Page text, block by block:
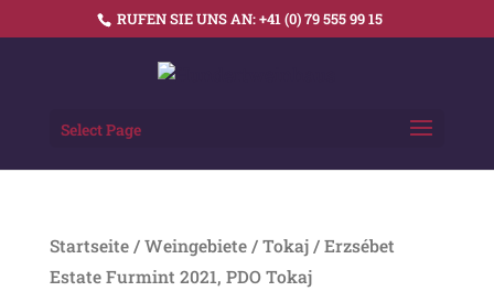
RUFEN SIE UNS AN:+41 (0) 79 555 99 15
Select Page
Startseite/ Weingebiete/ Tokaj/ Erzsébet
Estate Furmint 2021, PDO Tokaj